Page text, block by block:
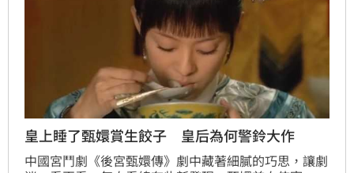
皇上睡了甄嬛賞生餃子 皇后為何警鈴大作
中國宮鬥劇《後宮甄嬛傳》劇中藏著細膩的巧思，讓劇